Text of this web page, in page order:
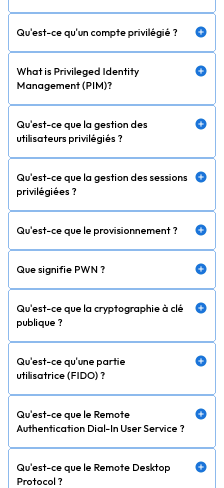
Qu'est-ce qu'un compte privilégié ?
What is Privileged Identity
Management (PIM)?
Qu'est-ce que la gestion des
utilisateurs privilégiés ?
Qu'est-ce que la gestion des sessions
privilégiées ?
Qu'est-ce que le provisionnement ?
Que signifie PWN ?
Qu'est-ce que la cryptographie à clé
publique ?
Qu'est-ce qu'une partie
utilisatrice (FIDO) ?
Qu'est-ce que le Remote
Authentication Dial-In User Service ?
Qu'est-ce que le Remote Desktop
Protocol ?